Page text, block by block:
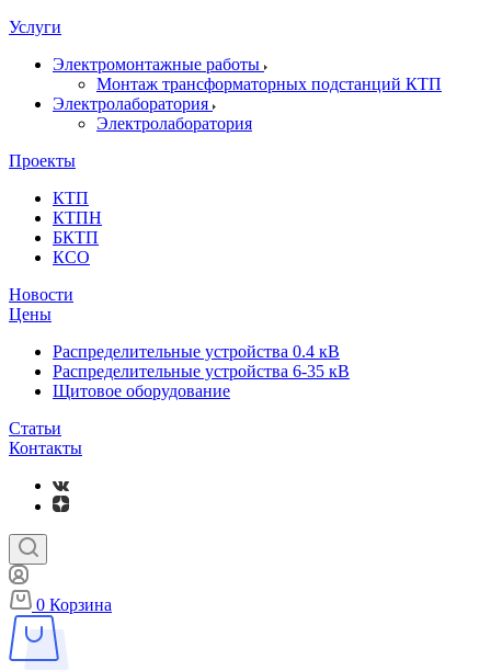
Услуги
Электромонтажные работы
Монтаж трансформаторных подстанций КТП
Электролаборатория
Электролаборатория
Проекты
КТП
КТПН
БКТП
КСО
Новости
Цены
Распределительные устройства 0.4 кВ
Распределительные устройства 6-35 кВ
Щитовое оборудование
Статьи
Контакты
0 Корзина